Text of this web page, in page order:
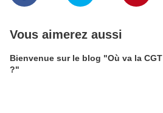
Vous aimerez aussi
Bienvenue sur le blog "Où va la CGT
?"